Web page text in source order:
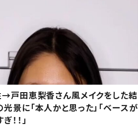
→戸田恵梨香さん風メイクをした結
景に「本人かと思った」「ベースが
！！」